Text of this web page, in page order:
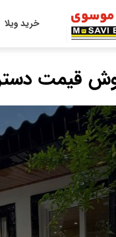
خرید ویلا
دسترسی عالی